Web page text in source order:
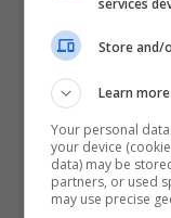
Store and/
Learn more
Your personal
your device
data) may be
partners, or used
may use precise